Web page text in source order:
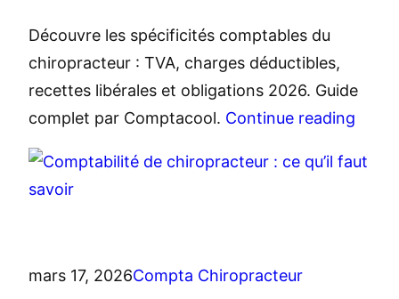
Découvre les spécificités comptables du
chiropracteur : TVA, charges déductibles,
recettes libérales et obligations 2026. Guide
complet par Comptacool. Continue reading
mars 17, 2026Compta Chiropracteur